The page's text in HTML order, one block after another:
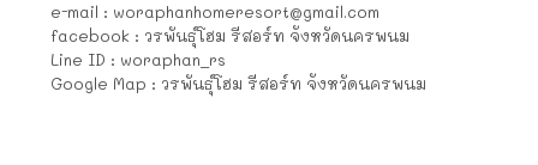
e-mail : woraphanhomeresort@gmail.com
facebook : วรพันธุ์โฮม รีสอร์ท จังหวัดนครพนม
Line ID : woraphan_rs
Google Map : วรพันธุ์โฮม รีสอร์ท จังหวัดนครพนม